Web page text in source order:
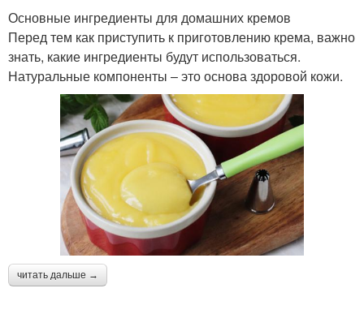
Основные ингредиенты для домашних кремов
Перед тем как приступить к приготовлению крема, важно
знать, какие ингредиенты будут использоваться.
Натуральные компоненты – это основа здоровой кожи.
читать дальше →